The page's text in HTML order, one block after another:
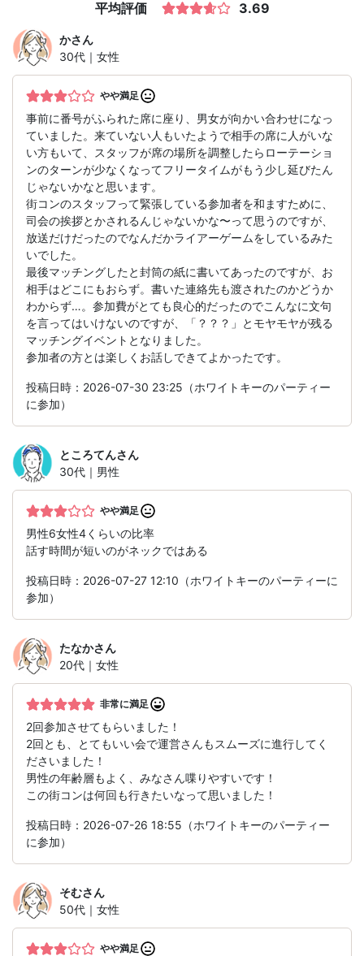
平均評価 3.69
かさん
30代｜女性
やや満足
事前に番号がふられた席に座り、男女が向かい合わせになっ
ていました。来ていない人もいたようで相手の席に人がいな
い方もいて、スタッフが席の場所を調整したらローテーショ
ンのターンが少なくなってフリータイムがもう少し延びたん
じゃないかなと思います。
街コンのスタッフって緊張している参加者を和ますために、
司会の挨拶とかされるんじゃないかな〜って思うのですが、
放送だけだったのでなんだかライアーゲームをしているみた
いでした。
最後マッチングしたと封筒の紙に書いてあったのですが、お
相手はどこにもおらず。書いた連絡先も渡されたのかどうか
わからず…。参加費がとても良心的だったのでこんなに文句
を言ってはいけないのですが、「？？？」とモヤモヤが残る
マッチングイベントとなりました。
参加者の方とは楽しくお話しできてよかったです。
投稿日時：2026-07-30 23:25（ホワイトキーのパーティー
に参加）
ところてんさん
30代｜男性
やや満足
男性6女性4くらいの比率
話す時間が短いのがネックではある
投稿日時：2026-07-27 12:10（ホワイトキーのパーティーに
参加）
たなかさん
20代｜女性
非常に満足
2回参加させてもらいました！
2回とも、とてもいい会で運営さんもスムーズに進行してく
ださいました！
男性の年齢層もよく、みなさん喋りやすいです！
この街コンは何回も行きたいなって思いました！
投稿日時：2026-07-26 18:55（ホワイトキーのパーティー
に参加）
そむさん
50代｜女性
やや満足